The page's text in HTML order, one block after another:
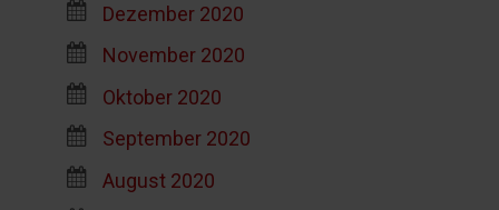
Dezember 2020
November 2020
Oktober 2020
September 2020
August 2020